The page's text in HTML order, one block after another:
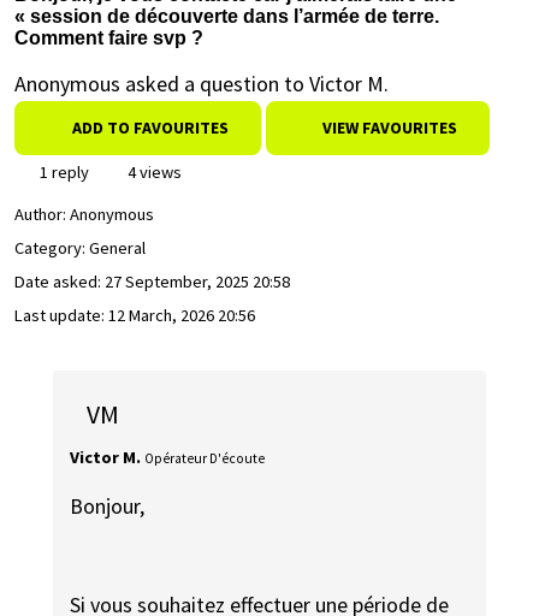
« session de découverte dans l’armée de terre.
Comment faire svp ?
Anonymous asked a question to Victor M.
ADD TO FAVOURITES VIEW FAVOURITES
1 reply
4 views
Author: Anonymous
Category: General
Date asked: 27 September, 2025 20:58
Last update: 12 March, 2026 20:56
VM
Victor M. Opérateur D'écoute
Bonjour,
Si vous souhaitez effectuer une période de